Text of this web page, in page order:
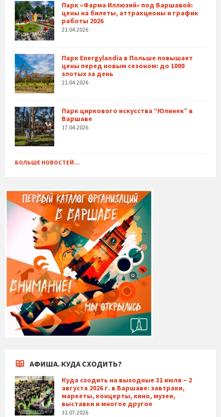
Парк «Фарма Иллюзий» под Варшавой:
цены на билеты, аттракционы и график
работы 2026
21.04.2026
Парк Energylandia в Польше повышает
цены перед новым сезоном: до 1000
злотых за день
21.04.2026
Парк циркового искусства “Юлинек” в
Варшаве
17.04.2026
БОЛЬШЕ НОВОСТЕЙ...
АФИША. КУДА СХОДИТЬ?
Куда сходить на выходные 31 июля – 2
августа 2026 г. в Варшаве: завтраки,
маркеты, концерты, кино, музеи,
выставки и многое другое
31.07.2026